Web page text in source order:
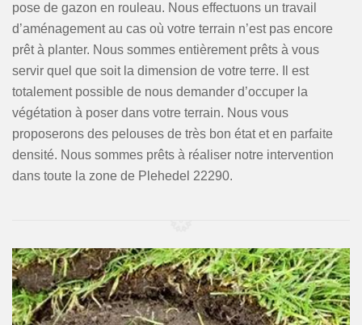
pose de gazon en rouleau. Nous effectuons un travail
d’aménagement au cas où votre terrain n’est pas encore
prêt à planter. Nous sommes entièrement prêts à vous
servir quel que soit la dimension de votre terre. Il est
totalement possible de nous demander d’occuper la
végétation à poser dans votre terrain. Nous vous
proposerons des pelouses de très bon état et en parfaite
densité. Nous sommes prêts à réaliser notre intervention
dans toute la zone de Plehedel 22290.